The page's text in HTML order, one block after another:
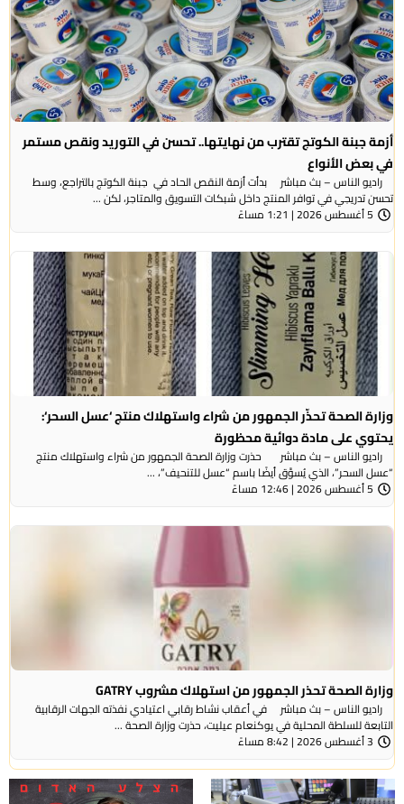
أزمة جبنة الكوتج تقترب من نهايتها.. تحسن في التوريد ونقص مستمر
في بعض الأنواع
راديو الناس – بث مباشر بدأت أزمة النقص الحاد في جبنة الكوتج بالتراجع، وسط
تحسن تدريجي في توافر المنتج داخل شبكات التسويق والمتاجر، لكن ...
5 أغسطس 2026 | 1:21 مساءً
وزارة الصحة تحذّر الجمهور من شراء واستهلاك منتج ‘عسل السحر‘:
يحتوي على مادة دوائية محظورة
راديو الناس – بث مباشر حذرت وزارة الصحة الجمهور من شراء واستهلاك منتج
“عسل السحر”، الذي يُسوَّق أيضًا باسم “عسل للتنحيف”، ...
5 أغسطس 2026 | 12:46 مساءً
وزارة الصحة تحذر الجمهور من استهلاك مشروب GATRY
راديو الناس – بث مباشر في أعقاب نشاط رقابي اعتيادي نفذته الجهات الرقابية
التابعة للسلطة المحلية في يوكنعام عيليت، حذرت وزارة الصحة ...
3 أغسطس 2026 | 8:42 مساءً